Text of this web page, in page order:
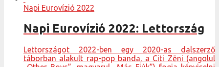
Napi Eurovízió 2022
Napi Eurovízió 2022: Lettország
Lettországot 2022-ben egy 2020-as dalszerző
táborban alakult rap-pop banda, a Citi Zēni (angolul